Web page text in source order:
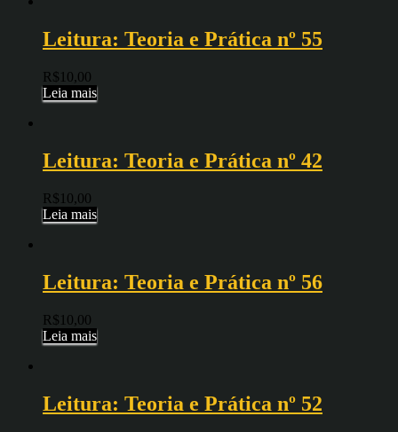
Leitura: Teoria e Prática nº 55
R$ 10,00
Leia mais
Leitura: Teoria e Prática nº 42
R$ 10,00
Leia mais
Leitura: Teoria e Prática nº 56
R$ 10,00
Leia mais
Leitura: Teoria e Prática nº 52